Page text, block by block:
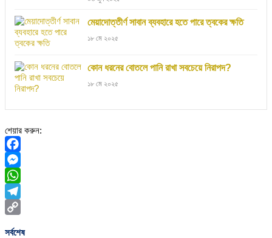
মেয়াদোত্তীর্ণ সাবান ব্যবহারে হতে পারে ত্বকের ক্ষতি
১৮ মে ২০২৫
কোন ধরনের বোতলে পানি রাখা সবচেয়ে নিরাপদ?
১৮ মে ২০২৫
শেয়ার করুন:
Facebook
Messenger
WhatsApp
Telegram
সর্বশেষ